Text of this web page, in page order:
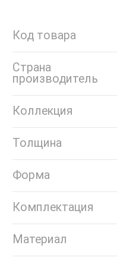
Код товара
Страна
производитель
Коллекция
Толщина
Форма
Комплектация
Материал